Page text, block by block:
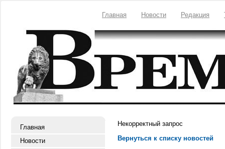
Главная Новости Редакция
Главная
Новости
Некорректный запрос
Вернуться к списку новостей